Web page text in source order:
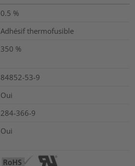
0.5 %
Adhésif thermofusible
350 %
84852-53-9
Oui
284-366-9
Oui